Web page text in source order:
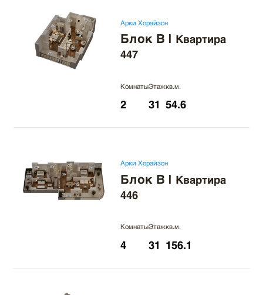
Арки Хорайзон
Блок B |
Квартира
447
Комнаты
2
Этаж
31
кв.м.
54.6
Арки Хорайзон
Блок B
Квартира
446
Комнаты
4
Этаж
31
кв.м.
156.1